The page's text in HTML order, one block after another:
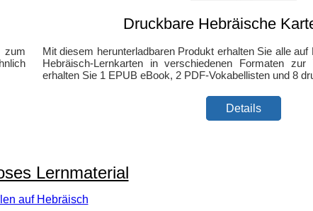
zum
Druckbare Hebräische
Mit diesem herunterladbaren Produkt erhalten Sie alle
Hebräisch-Lernkarten in verschiedenen Formaten
erhalten Sie 1 EPUB eBook, 2 PDF-Vokabellisten und 8
Details
Lernmaterial
auf Hebräisch